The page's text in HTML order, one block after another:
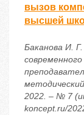
вызов
высшей
Баканова И.
2022. – № 7
koncept.ru/